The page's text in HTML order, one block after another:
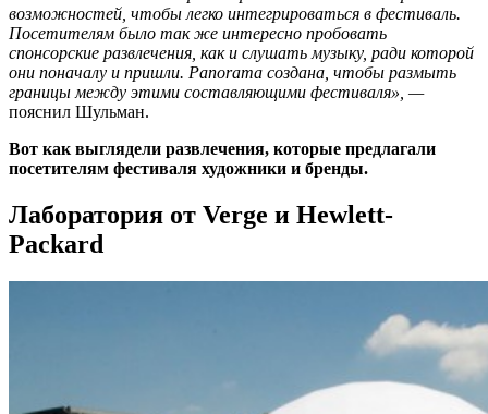
возможностей, чтобы легко интегрироваться в фестиваль.
Посетителям было так же интересно пробовать
спонсорские развлечения, как и слушать музыку, ради которой
они поначалу и пришли. Panorama создана, чтобы размыть
границы между этими составляющими фестиваля», —
пояснил Шульман.
Вот как выглядели развлечения, которые предлагали
посетителям фестиваля художники и бренды.
Лаборатория от Verge и Hewlett-
Packard